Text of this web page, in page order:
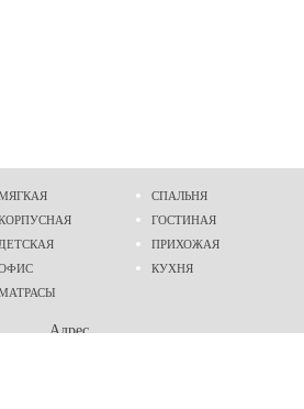
ДЕТСКАЯ
СПАЛЬНЯ
ГОСТИНАЯ
ПРИХОЖАЯ
КУХНЯ
Адрес